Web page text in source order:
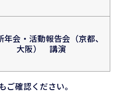
年会・活動報告会（京都、
大阪） 講演
確認ください。